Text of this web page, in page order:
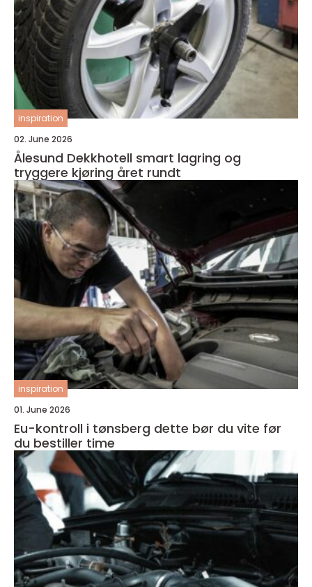
inspiration
02. June 2026
Ålesund Dekkhotell smart lagring og
tryggere kjøring året rundt
inspiration
01. June 2026
Eu-kontroll i tønsberg dette bør du vite før
du bestiller time